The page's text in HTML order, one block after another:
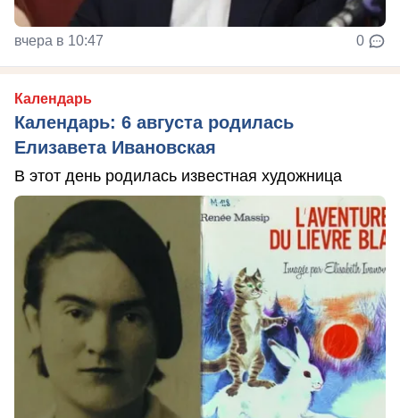
вчера в 10:47 0
Календарь
Календарь: 6 августа родилась
Елизавета Ивановская
В этот день родилась известная художница